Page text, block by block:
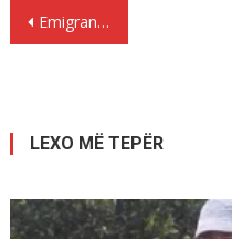
Lëvizje
Emigrantët në Greqi depozitojnë para në Shqipëri, blejnë edhe shtëpi në Greqi.
LEXO MË TEPËR